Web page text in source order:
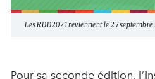
Les RDD2021 reviennent le 27 septembre
Pour sa seconde édition,